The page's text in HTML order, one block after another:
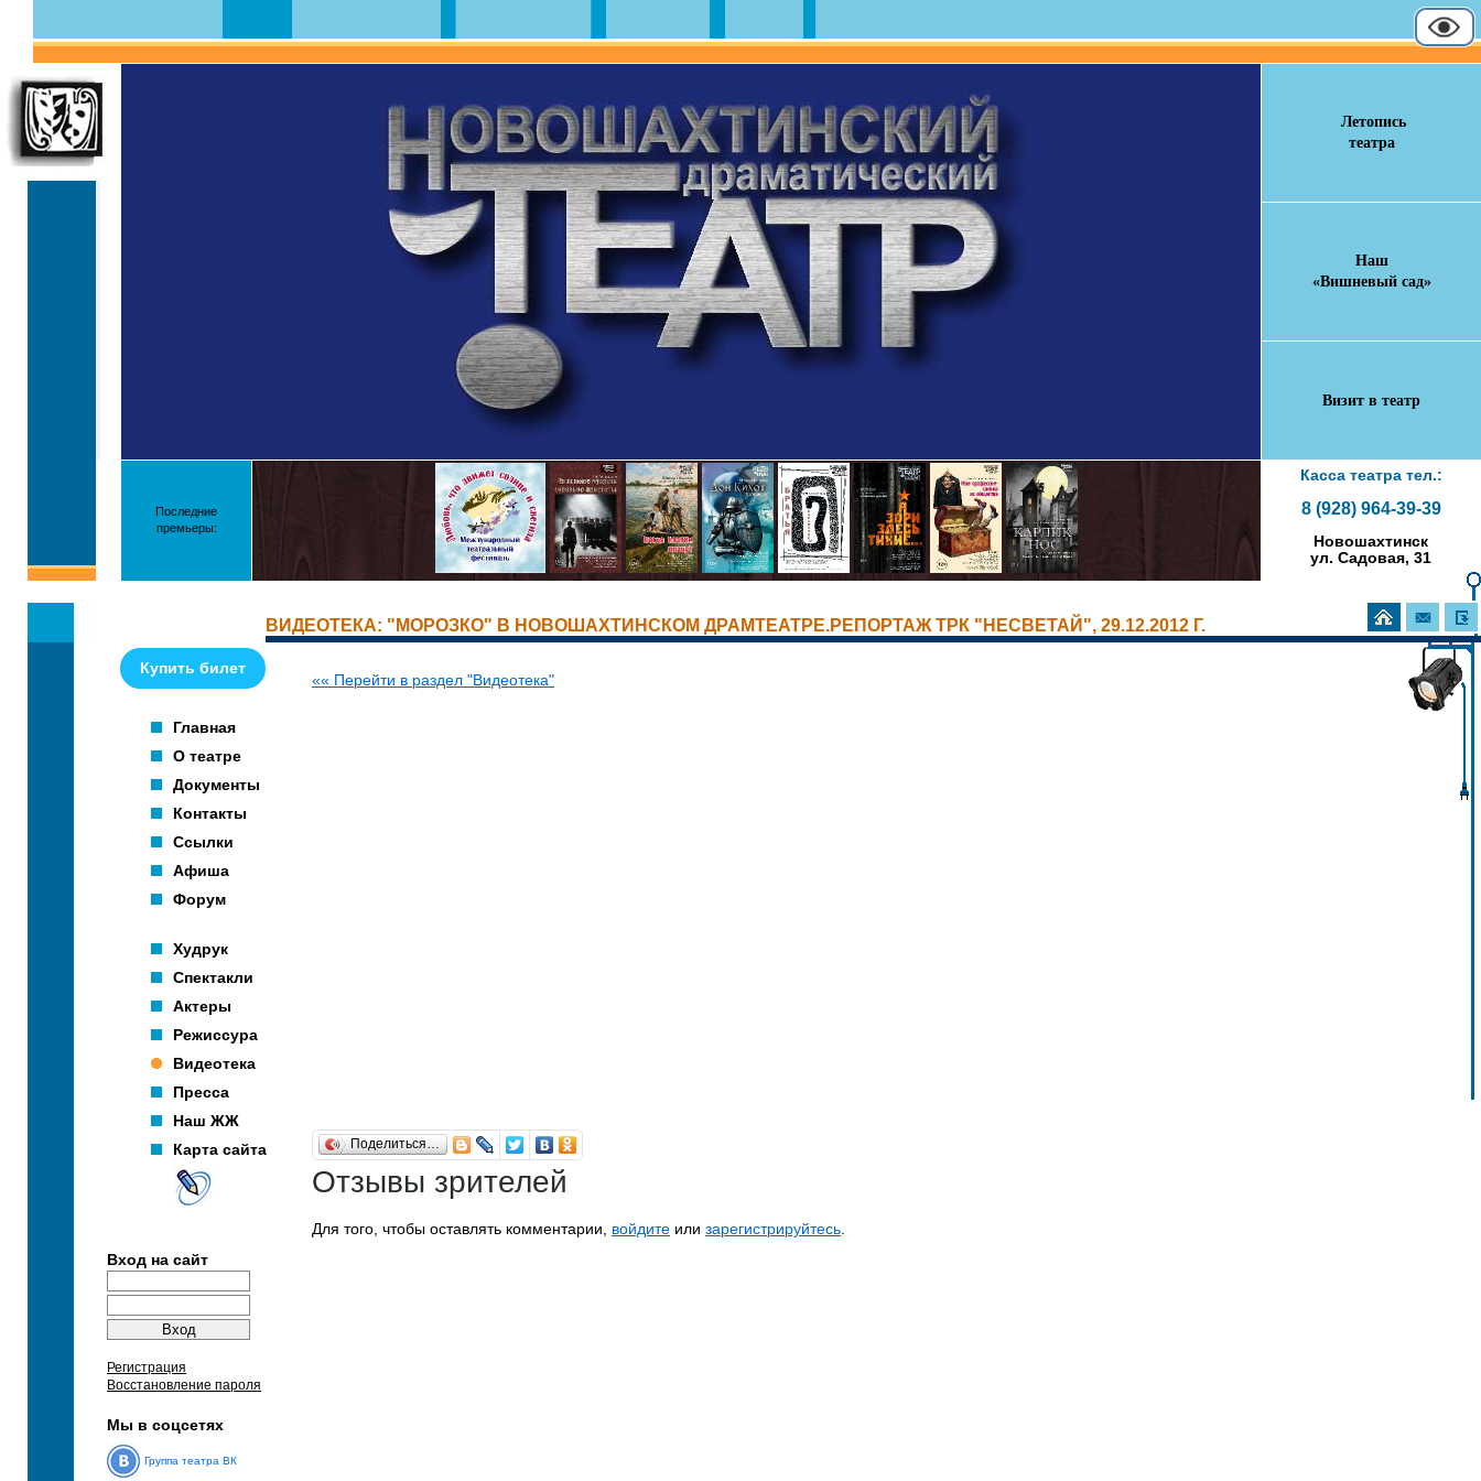
Летопись
театра
Наш
«Вишневый сад»
Визит в театр
Последние
премьеры:
Касса театра тел.:
8 (928) 964-39-39
Новошахтинск
ул. Садовая, 31
ВИДЕОТЕКА: "МОРОЗКО" В НОВОШАХТИНСКОМ ДРАМТЕАТРЕ.РЕПОРТАЖ ТРК "НЕСВЕТАЙ", 29.12.2012 Г.
Купить билет
Главная
О театре
Документы
Контакты
Ссылки
Афиша
Форум
Худрук
Спектакли
Актеры
Режиссура
Видеотека
Пресса
Наш ЖЖ
Карта сайта
Вход на сайт
Регистрация
Восстановление пароля
Мы в соцсетях
Группа театра ВК
«« Перейти в раздел "Видеотека"
Поделиться…
Отзывы зрителей
Для того, чтобы оставлять комментарии, войдите или зарегистрируйтесь